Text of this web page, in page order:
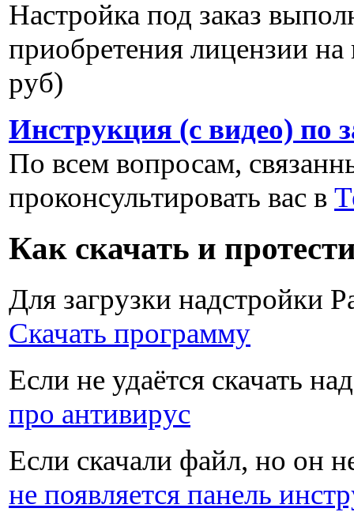
Настройка под заказ
приобретения лицензии
руб)
Инструкция (с видео) по
По всем вопросам,
проконсультировать вас в
Как скачать и
Для загрузки надстройки
Скачать программу
Если не удаётся скачать
про антивирус
Если скачали файл, но он
не появляется панель